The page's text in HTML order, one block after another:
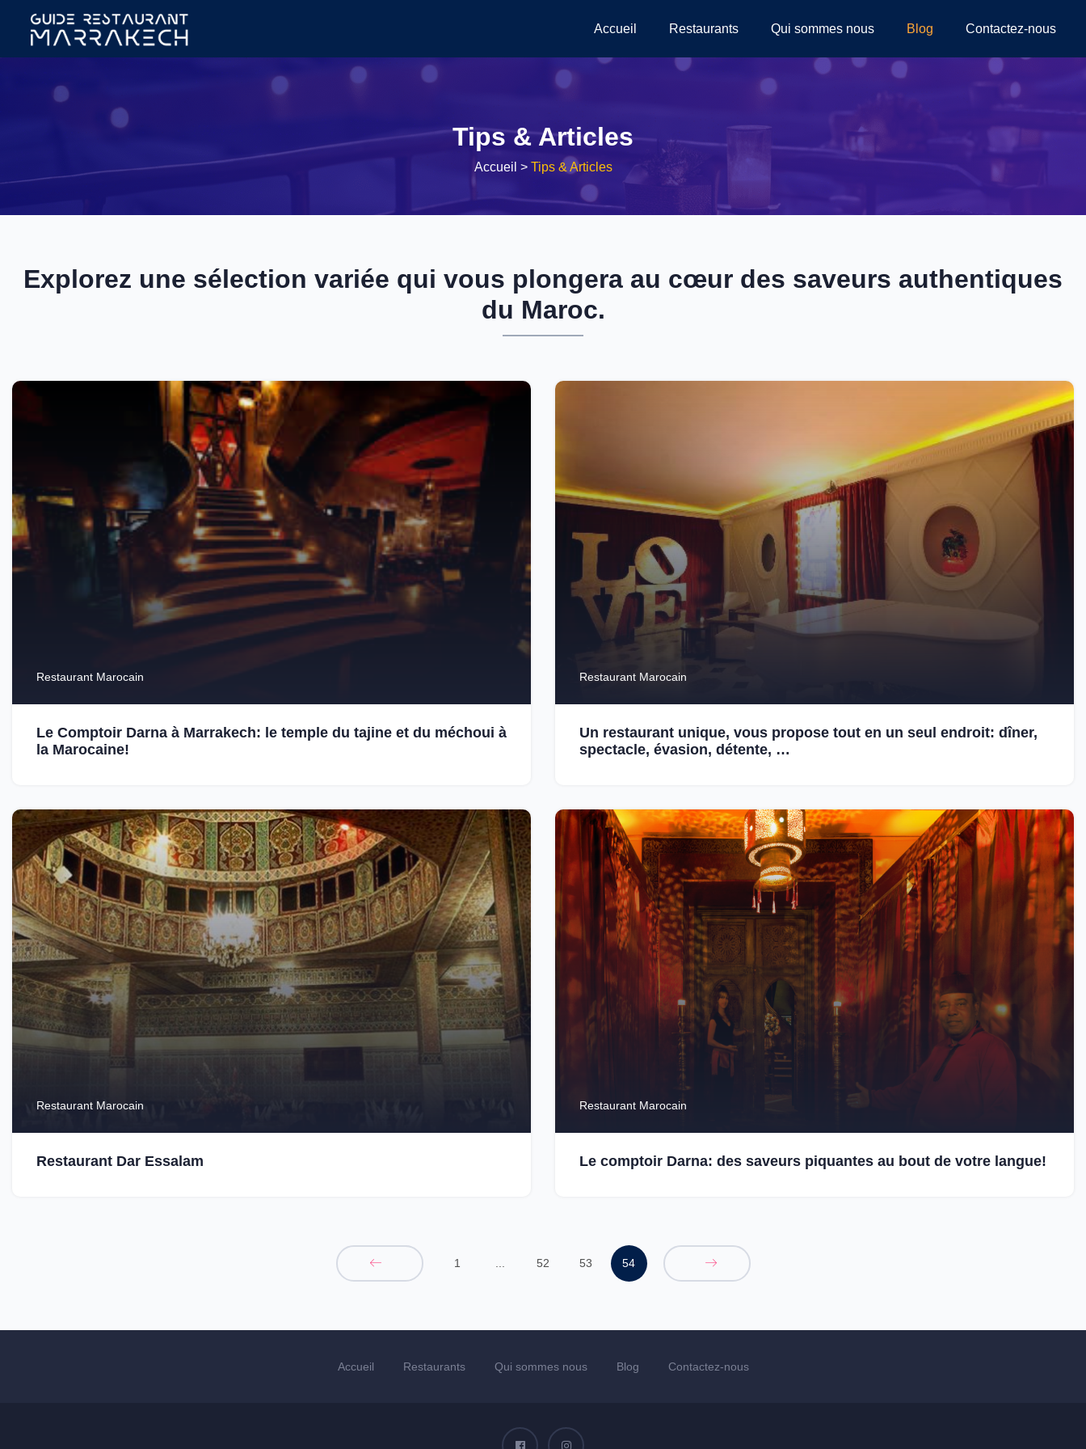
Accueil Restaurants Qui sommes nous Blog Contactez-nous
Tips & Articles
Accueil > Tips & Articles
Explorez une sélection variée qui vous plongera au cœur des saveurs authentiques
du Maroc.
Restaurant Marocain
Le Comptoir Darna à Marrakech: le temple du tajine et du méchoui à
la Marocaine!
Restaurant Marocain
Un restaurant unique, vous propose tout en un seul endroit: dîner,
spectacle, évasion, détente, …
Restaurant Marocain
Restaurant Dar Essalam
Restaurant Marocain
Le comptoir Darna: des saveurs piquantes au bout de votre langue!
1 52 53 54
Accueil Restaurants Qui sommes nous Blog Contactez-nous